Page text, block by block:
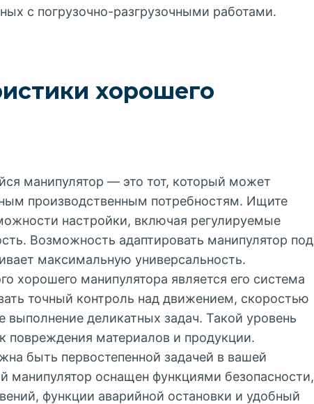
с погрузочно-разгрузочными работами.
хорошего
манипулятор — это тот, который может
производственным потребностям. Ищите
настройки, включая регулируемые
Возможность адаптировать манипулятор под
максимальную универсальность.
хорошего манипулятора является его система
точный контроль над движением, скоростью
выполнение деликатных задач. Такой уровень
повреждения материалов и продукции.
быть первостепенной задачей в вашей
манипулятор оснащен функциями безопасности,
функции аварийной остановки и удобный